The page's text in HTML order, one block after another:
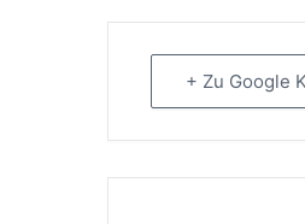
+ Zu Google